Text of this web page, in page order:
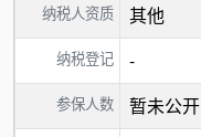
纳税人资质 其他
纳税登记 -
参保人数 暂未公开